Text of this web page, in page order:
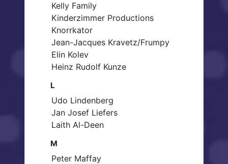
Kelly Family
Kinderzimmer Productions
Knorrkator
Jean-Jacques Kravetz/Frumpy
Elin Kolev
Heinz Rudolf Kunze
L
Udo Lindenberg
Jan Josef Liefers
Laith Al-Deen
M
Peter Maffay